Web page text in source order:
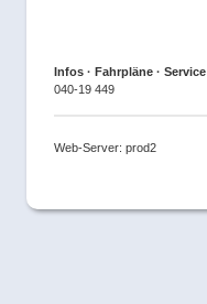
Infos · Fahrpläne · Service
040-19 449
Web-Server: prod2